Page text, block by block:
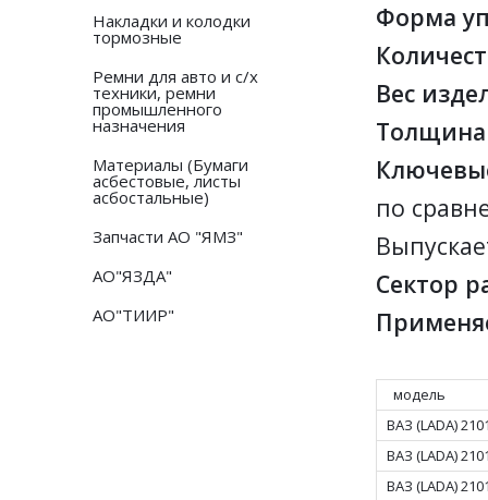
Накладки и колодки
тормозные
Ремни для авто и с/х
техники, ремни
промышленного
назначения
Материалы (Бумаги
асбестовые, листы
асбостальные)
Запчасти АО "ЯМЗ"
АО"ЯЗДА"
АО"ТИИР"
Форма
Вес
по
Сектор
модель
ВАЗ (LADA)
ВАЗ (LADA)
ВАЗ (LADA)